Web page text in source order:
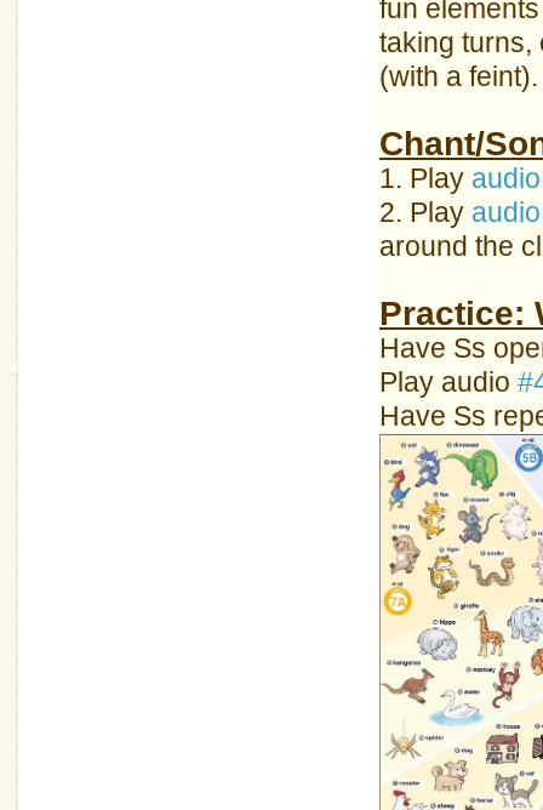
fun
taking turns,
(with a feint).
Chant/
1. Play
2. Play
around the
Practice:
Have Ss
Play audio
Have Ss